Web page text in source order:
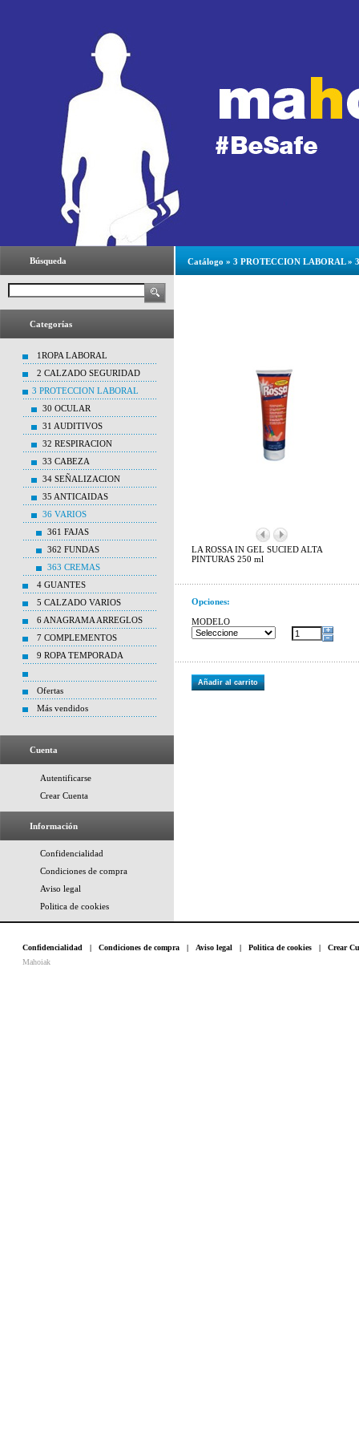
Búsqueda
Categorías
1ROPA LABORAL
2 CALZADO SEGURIDAD
3 PROTECCION LABORAL
30 OCULAR
31 AUDITIVOS
32 RESPIRACION
33 CABEZA
34 SEÑALIZACION
35 ANTICAIDAS
36 VARIOS
361 FAJAS
362 FUNDAS
363 CREMAS
4 GUANTES
5 CALZADO VARIOS
6 ANAGRAMA ARREGLOS
7 COMPLEMENTOS
9 ROPA TEMPORADA
Ofertas
Más vendidos
Cuenta
Autentificarse
Crear Cuenta
Información
Confidencialidad
Condiciones de compra
Aviso legal
Politica de cookies
Catálogo » 3 PROTECCION LABORAL»
LA ROSSA IN GEL SUCIED ALTA
PINTURAS 250 ml
Opciones:
MODELO
Añadir al carrito
Confidencialidad | Condiciones de compra | Aviso legal | Politica de cookies | Crear
Mahoiak